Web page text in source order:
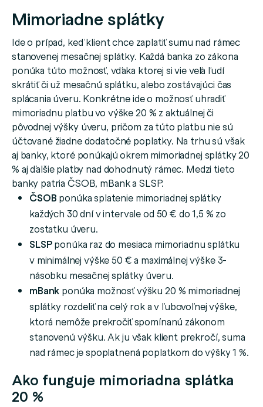
Mimoriadne splátky
Ide o prípad, keď klient chce zaplatiť sumu nad rámec
stanovenej mesačnej splátky. Každá banka zo zákona
ponúka túto možnosť, vďaka ktorej si vie veľa ľudí
skrátiť či už mesačnú splátku, alebo zostávajúci čas
splácania úveru. Konkrétne ide o možnosť uhradiť
mimoriadnu platbu vo výške 20 % z aktuálnej či
pôvodnej výšky úveru, pričom za túto platbu nie sú
účtované žiadne dodatočné poplatky. Na trhu sú však
aj banky, ktoré ponúkajú okrem mimoriadnej splátky 20
% aj ďalšie platby nad dohodnutý rámec. Medzi tieto
banky patria ČSOB, mBank a SLSP.
ČSOB ponúka splatenie mimoriadnej splátky
každých 30 dní v intervale od 50 € do 1,5 % zo
zostatku úveru.
SLSPponúka raz do mesiaca mimoriadnu splátku
v minimálnej výške 50 € a maximálnej výške 3-
násobku mesačnej splátky úveru.
mBank ponúka možnosť výšku 20 % mimoriadnej
splátky rozdeliť na celý rok a v ľubovoľnej výške,
ktorá nemôže prekročiť spomínanú zákonom
stanovenú výšku. Ak ju však klient prekročí, suma
nad rámec je spoplatnená poplatkom do výšky 1 %.
Ako funguje mimoriadna splátka
20 %